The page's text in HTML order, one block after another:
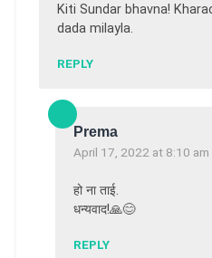
Kiti Sundar bhavna!
dada milayla.
REPLY
Prema
April 17, 2022 at 8:10 am
हो ना ताई.
धन्यवाद!🙏😊
REPLY